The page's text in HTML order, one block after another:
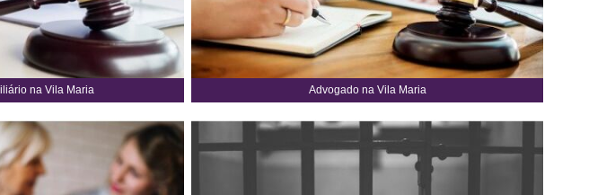
na Vila Maria Advogado na Vila Maria